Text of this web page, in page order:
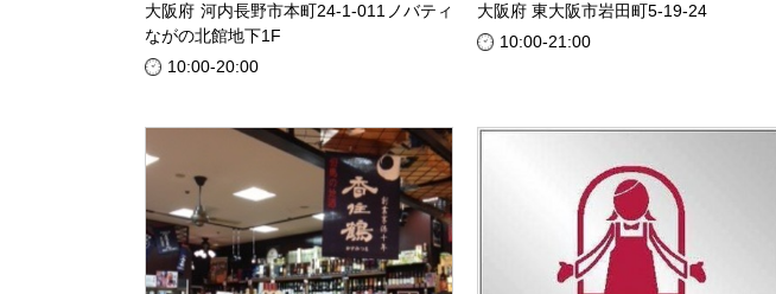
大阪府 河内長野市本町24-1-011ノバティ
ながの北館地下1F
10:00-20:00
大阪府 東大阪市岩田町5-19-24
10:00-21:00